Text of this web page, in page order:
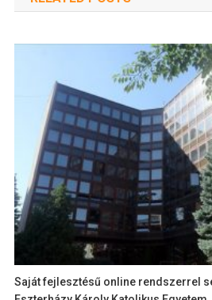
Saját fejlesztésű online rendszerrel